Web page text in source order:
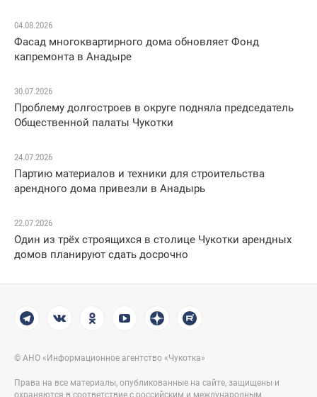
04.08.2026
Фасад многоквартирного дома обновляет Фонд
капремонта в Анадыре
30.07.2026
Проблему долгостроев в округе подняла председатель
Общественной палаты Чукотки
24.07.2026
Партию материалов и техники для строительства
арендного дома привезли в Анадырь
22.07.2026
Один из трёх строящихся в столице Чукотки арендных
домов планируют сдать досрочно
© АНО «Информационное агентство «Чукотка»
Права на все материалы, опубликованные на сайте, защищены и